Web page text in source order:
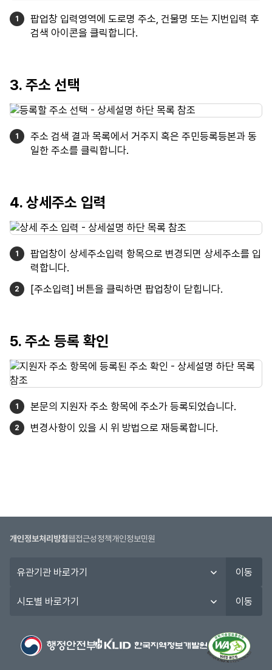
팝업창 입력영역에 도로명 주소, 건물명 또는 지번입력 후
검색 아이콘을 클릭합니다.
3. 주소 선택
주소 검색 결과 목록에서 거주지 혹은 주민등록등본과 동
일한 주소를 클릭합니다.
4. 상세주소 입력
팝업창이 상세주소입력 항목으로 변경되면 상세주소를 입
력합니다.
[주소입력] 버튼을 클릭하면 팝업창이 닫힙니다.
5. 주소 등록 확인
본문의 지원자 주소 항목에 주소가 등록되었습니다.
변경사항이 있을 시 위 방법으로 재등록합니다.
개인정보처리방침웹접근성정책개인정보민원
관
이동
도
이동